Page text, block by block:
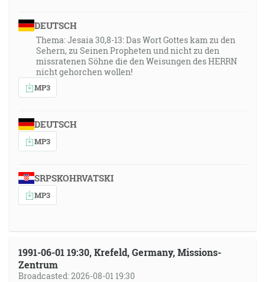
DEUTSCH
Thema: Jesaia 30,8-13: Das Wort Gottes kam zu den
Sehern, zu Seinen Propheten und nicht zu den
missratenen Söhne die den Weisungen des HERRN
nicht gehorchen wollen!
MP3
DEUTSCH
MP3
SRPSKOHRVATSKI
MP3
1991-06-01 19:30, Krefeld, Germany, Missions-
Zentrum
Broadcasted: 2026-08-01 19:30